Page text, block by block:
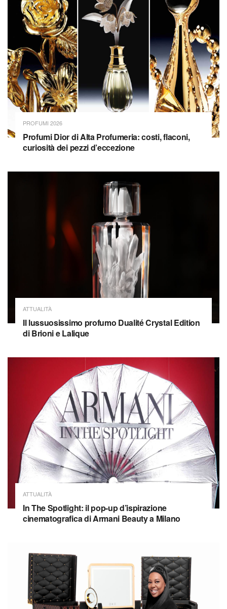
PROFUMI 2026
Profumi Dior di Alta Profumeria: costi, flaconi,
curiosità dei pezzi d’eccezione
ATTUALITÀ
Il lussuosissimo profumo Dualité Crystal Edition
di Brioni e Lalique
ATTUALITÀ
In The Spotlight: il pop-up d’ispirazione
cinematografica di Armani Beauty a Milano